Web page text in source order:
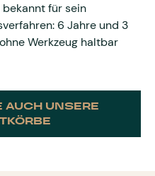
für sein
6 Jahre und 3
Werkzeug haltbar
UNSERE